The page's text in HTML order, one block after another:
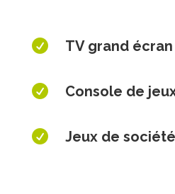
 TV grand écran
 Console de
 Jeux de société